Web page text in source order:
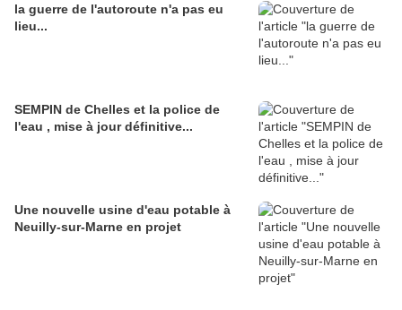
la guerre de l'autoroute n'a pas eu
lieu...
SEMPIN de Chelles et la police de
l'eau , mise à jour définitive...
Une nouvelle usine d'eau potable à
Neuilly-sur-Marne en projet